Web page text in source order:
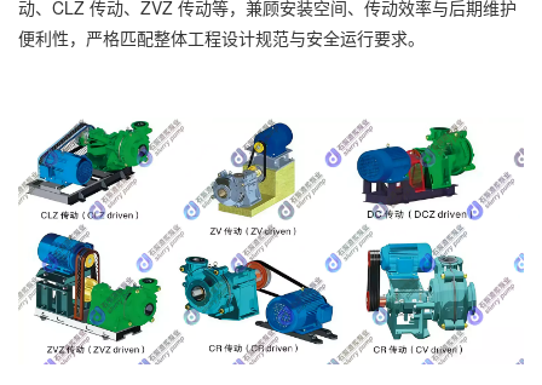
动、CLZ 传动、ZVZ 传动等，兼顾安装空间、传动效率与后期维护
便利性，严格匹配整体工程设计规范与安全运行要求。